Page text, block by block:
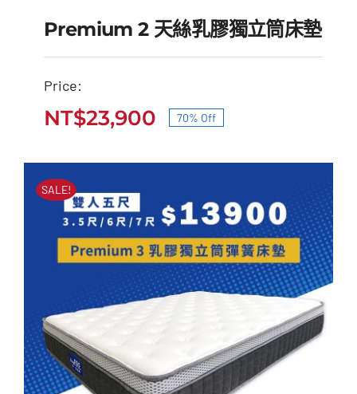
Premium 2 天絲乳膠獨
價
格：
NT$79,000。
價
格：
NT$23,900。
Premium 2 天絲乳膠獨立筒床墊
Price:
原
始
格：
NT$79,000。
NT$23,900
目
前
格：
NT$23,900。
70% Off
SALE!